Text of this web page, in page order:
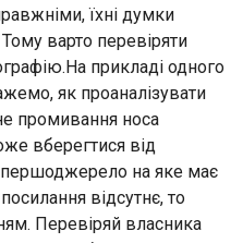
їхні думки
варто перевіряти
прикладі одного
як проаналізувати
промивання носа
вберегтися від
першоджерело на яке має
відсутнє, то
Перевіряй власника